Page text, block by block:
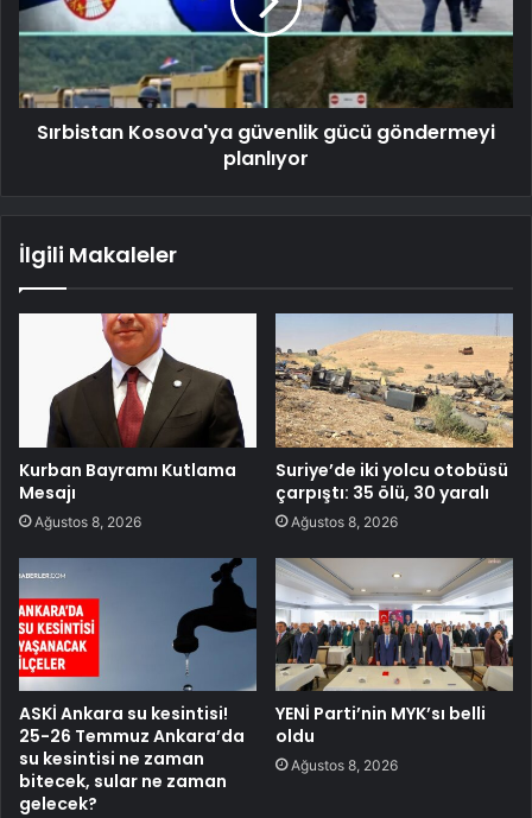
Sırbistan Kosova'ya güvenlik gücü göndermeyi
planlıyor
İlgili Makaleler
Kurban Bayramı Kutlama
Mesajı
Ağustos 8, 2026
Suriye’de iki yolcu otobüsü
çarpıştı: 35 ölü, 30 yaralı
Ağustos 8, 2026
ASKİ Ankara su kesintisi!
25-26 Temmuz Ankara’da
su kesintisi ne zaman
bitecek, sular ne zaman
gelecek?
YENİ Parti’nin MYK’sı belli
oldu
Ağustos 8, 2026